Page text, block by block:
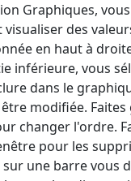
Graphiques,
des
en haut à
inférieure, vous
dans le
modifiée. Faites
changer l'ordre.
pour les
une barre vous